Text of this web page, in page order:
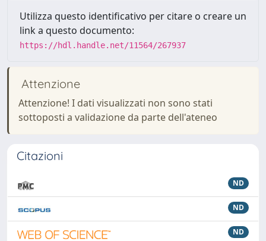
Utilizza questo identificativo per citare o creare un
link a questo documento:
https://hdl.handle.net/11564/267937
Attenzione
Attenzione! I dati visualizzati non sono stati
sottoposti a validazione da parte dell'ateneo
Citazioni
ND
ND
ND